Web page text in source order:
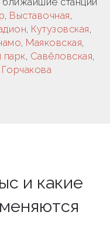
, Выставочная,
, Кутузовская,
, Маяковская,
парк, Савёловская,
и какие